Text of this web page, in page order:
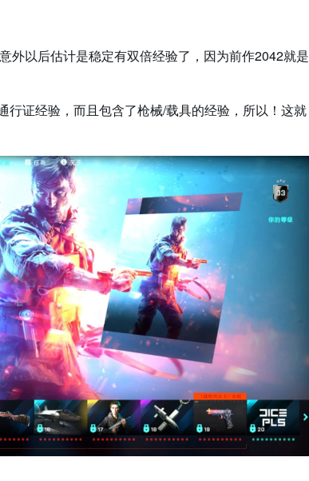
外以后估计是稳定有双倍经验了，因为前作2042就是
行证经验，而且包含了枪械/载具的经验，所以！这就